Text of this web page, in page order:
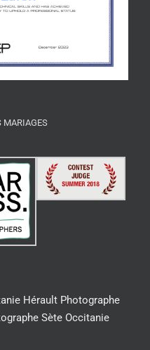
MARIAGES
Hérault Photographe
Sète Occitanie